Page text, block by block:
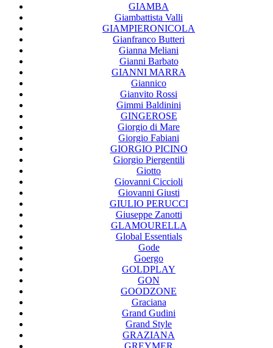
GIAMBA
Giambattista Valli
GIAMPIERONICOLA
Gianfranco Butteri
Gianna Meliani
Gianni Barbato
GIANNI MARRA
Giannico
Gianvito Rossi
Gimmi Baldinini
GINGEROSE
Giorgio di Mare
Giorgio Fabiani
GIORGIO PICINO
Giorgio Piergentili
Giotto
Giovanni Ciccioli
Giovanni Giusti
GIULIO PERUCCI
Giuseppe Zanotti
GLAMOURELLA
Global Essentials
Gode
Goergo
GOLDPLAY
GON
GOODZONE
Graciana
Grand Gudini
Grand Style
GRAZIANA
GREYMER